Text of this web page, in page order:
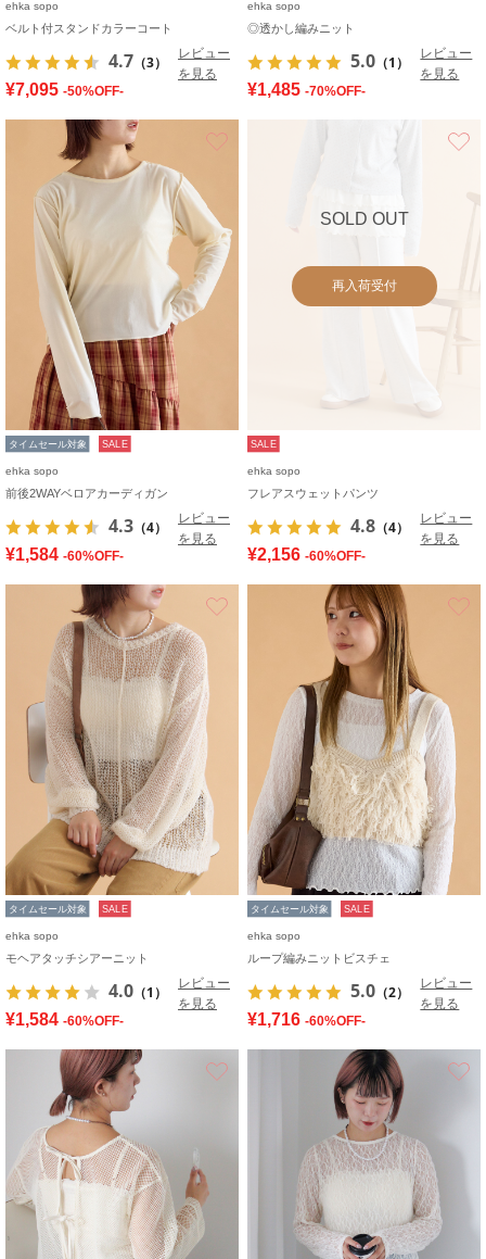
ehka sopo
ベルト付スタンドカラーコート
4.7 （3）
レビュー
を見る
¥7,095 -50%OFF-
ehka sopo
◎透かし編みニット
5.0 （1）
レビュー
を見る
¥1,485 -70%OFF-
タイムセール対象 SALE
ehka sopo
前後2WAYベロアカーディガン
4.3 （4）
レビュー
を見る
¥1,584 -60%OFF-
SOLD OUT
再入荷受付
SALE
ehka sopo
フレアスウェットパンツ
4.8 （4）
レビュー
を見る
¥2,156 -60%OFF-
タイムセール対象 SALE
ehka sopo
モヘアタッチシアーニット
4.0 （1）
レビュー
を見る
¥1,584 -60%OFF-
タイムセール対象 SALE
ehka sopo
ループ編みニットビスチェ
5.0 （2）
レビュー
を見る
¥1,716 -60%OFF-